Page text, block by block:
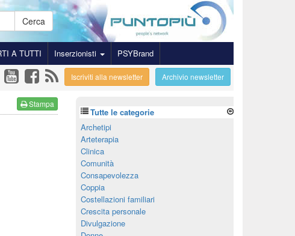
Cerca
A TUTTI Inserzionisti PSYBrand
Archivio newsletter
Iscriviti alla newsletter
Stampa
Tutte le categorie
Archetipi
Arteterapia
Clinica
Comunità
Consapevolezza
Coppia
Costellazioni familiari
Crescita personale
Divulgazione